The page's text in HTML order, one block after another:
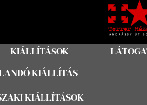
KIÁLLÍTÁSOK
KIÁLLÍTÁS
KIÁLLÍTÁSOK